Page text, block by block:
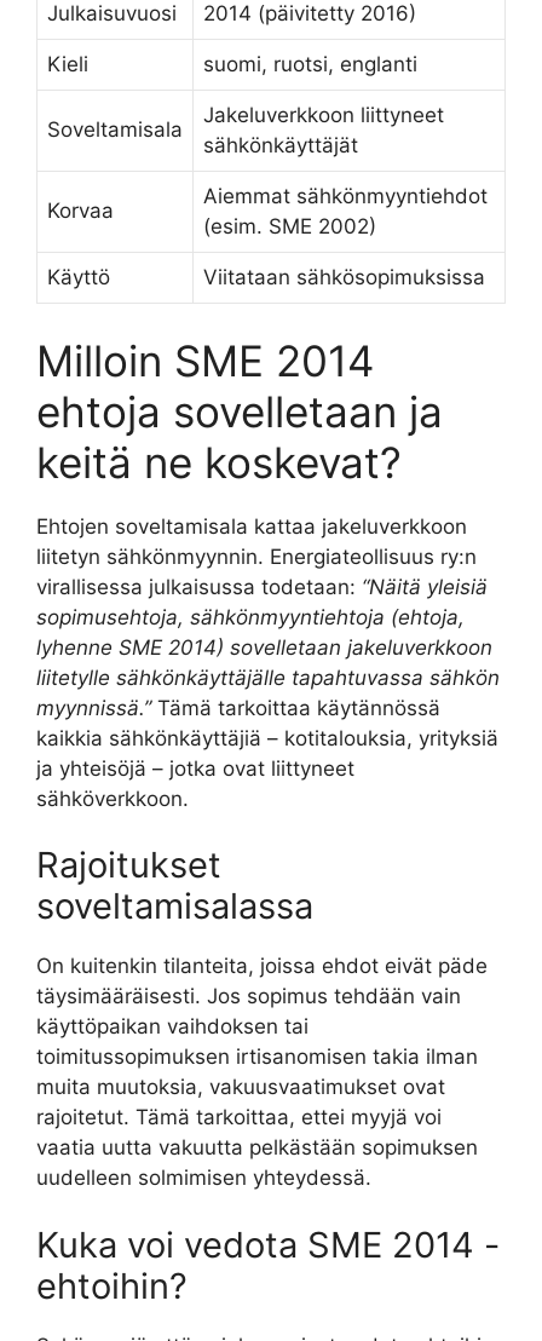
Julkaisuvuosi 2014 (päivitetty 2016)
Kieli suomi, ruotsi, englanti
Soveltamisala
Jakeluverkkoon liittyneet
sähkönkäyttäjät
Korvaa
Aiemmat sähkönmyyntiehdot
(esim. SME 2002)
Käyttö Viitataan sähkösopimuksissa
Milloin SME 2014
ehtoja sovelletaan ja
keitä ne koskevat?
Ehtojen soveltamisala kattaa jakeluverkkoon
liitetyn sähkönmyynnin. Energiateollisuus ry:n
virallisessa julkaisussa todetaan: “Näitä yleisiä
sopimusehtoja, sähkönmyyntiehtoja (ehtoja,
lyhenne SME 2014) sovelletaan jakeluverkkoon
liitetylle sähkönkäyttäjälle tapahtuvassa sähkön
myynnissä.”Tämä tarkoittaa käytännössä
kaikkia sähkönkäyttäjiä – kotitalouksia, yrityksiä
ja yhteisöjä – jotka ovat liittyneet
sähköverkkoon.
Rajoitukset
soveltamisalassa
On kuitenkin tilanteita, joissa ehdot eivät päde
täysimääräisesti. Jos sopimus tehdään vain
käyttöpaikan vaihdoksen tai
toimitussopimuksen irtisanomisen takia ilman
muita muutoksia, vakuusvaatimukset ovat
rajoitetut. Tämä tarkoittaa, ettei myyjä voi
vaatia uutta vakuutta pelkästään sopimuksen
uudelleen solmimisen yhteydessä.
Kuka voi vedota SME 2014 -
ehtoihin?